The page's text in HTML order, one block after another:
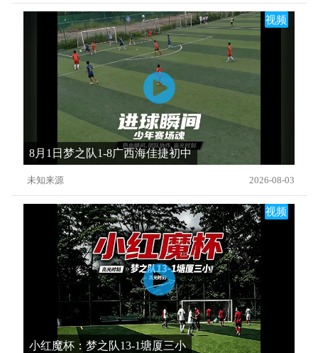
视频
8月1日梦之队1-8广西海佳捷初中
未知来源 2026-08-03
视频
小红魔杯：梦之队13-1塘厦三小